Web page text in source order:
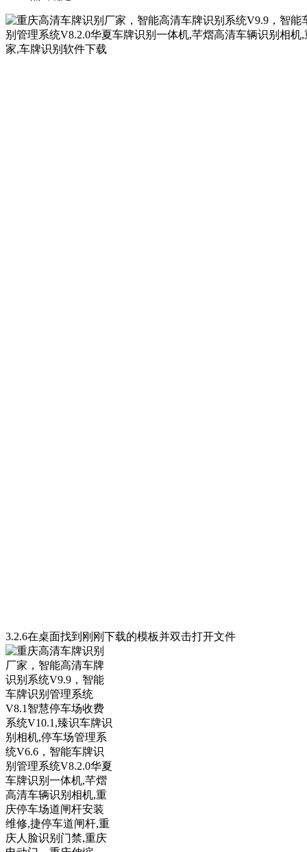
3.2.6在桌面找到刚刚下载的模板并双击打开文件